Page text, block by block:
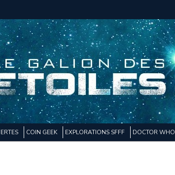
COIN GEEK EXPLORATIONS SFFF DOCTOR WHO